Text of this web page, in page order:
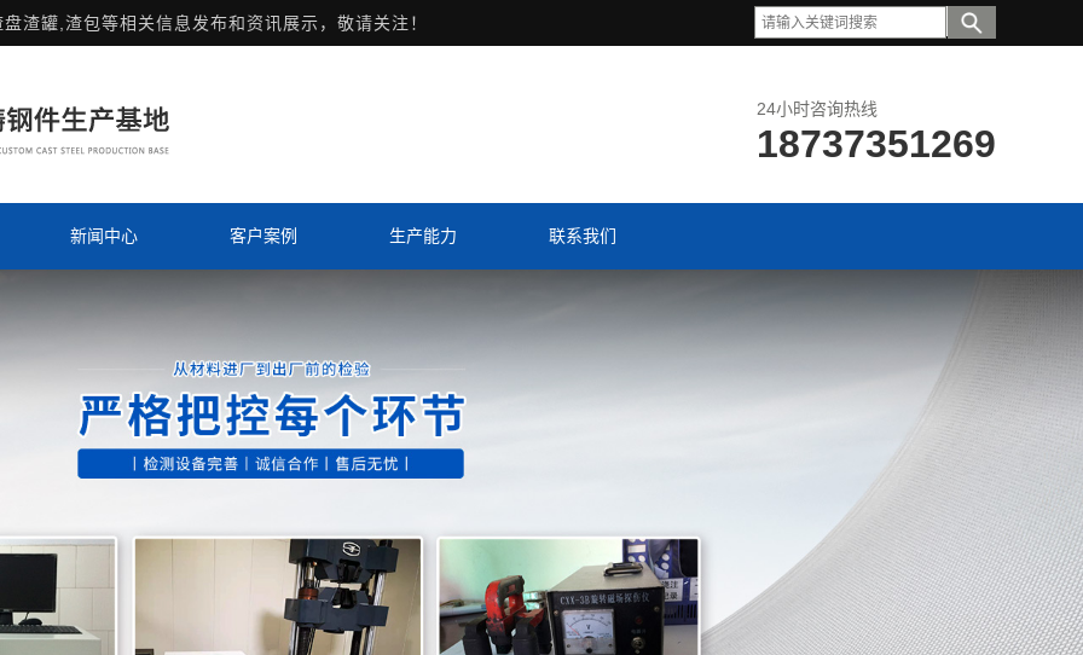
盘渣罐,渣包等相关信息发布和资讯展示，敬请关注！
24小时咨询热线
18737351269
新闻中心 客户案例 生产能力 联系我们